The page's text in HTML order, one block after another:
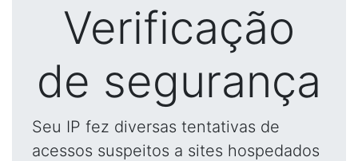
Verificação
de segurança
Seu IP fez diversas tentativas de
acessos suspeitos a sites hospedados